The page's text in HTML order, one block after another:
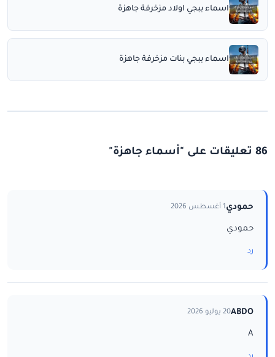
اسماء ببجي اولاد مزخرفة جاهزة
اسماء ببجي بنات مزخرفة جاهزة
86 تعليقات على "أسماء جاهزة"
حمودي1 أغسطس 2026
حمودي
رد
ABDO20 يوليو 2026
A